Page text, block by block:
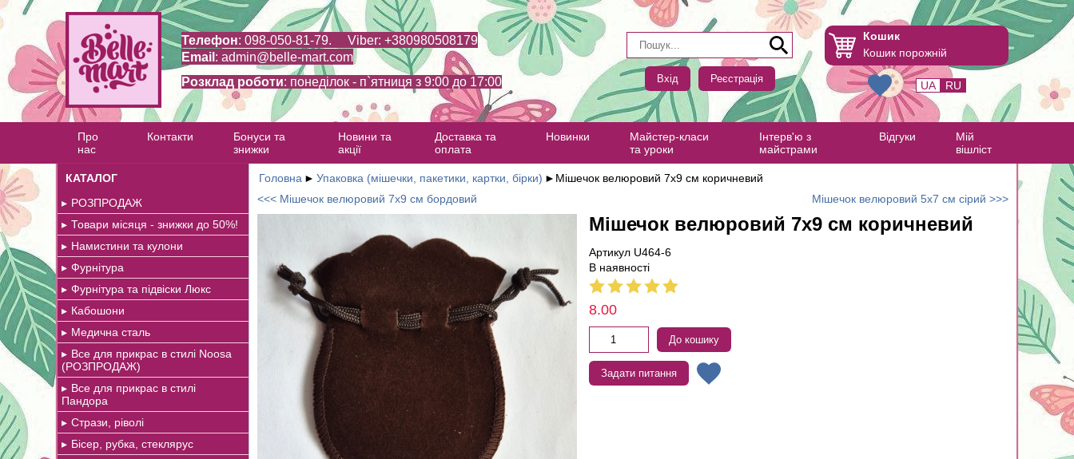
Телефон: 098-050-81-79. Viber: +380980508179
Email : admin@belle-mart.com
Розклад роботи: понеділок - п`ятниця з 9:00 до 17:00 Вхід Реєстрація
Кошик
Кошик порожній
UA RU
Про
нас
Контакти
Бонуси та
знижки
Новини та
акції
Доставка та
оплата
Новинки
Майстер-класи
та уроки
Інтерв'ю з
майстрами
Відгуки
Мій
вішліст
КАТАЛОГ
РОЗПРОДАЖ
Товари місяця - знижки до 50%!
Намистини та кулони
Фурнітура
Фурнітура та підвіски Люкс
Кабошони
Медична сталь
Все для прикрас в стилі Noosa
(РОЗПРОДАЖ)
Все для прикрас в стилі
Пандора
Стрази, ріволі
Бісер, рубка, стеклярус
Головна ► Упаковка (мішечки, пакетики, картки, бірки) ► Мішечок велюровий 7х9 см коричневий
<<< Мішечок велюровий 7х9 см бордовий
Мішечок велюровий 5х7 см сірий >>>
Мішечок велюровий 7х9 см коричневий
Артикул U464-6
В наявності
8.00
До кошику
Задати питання